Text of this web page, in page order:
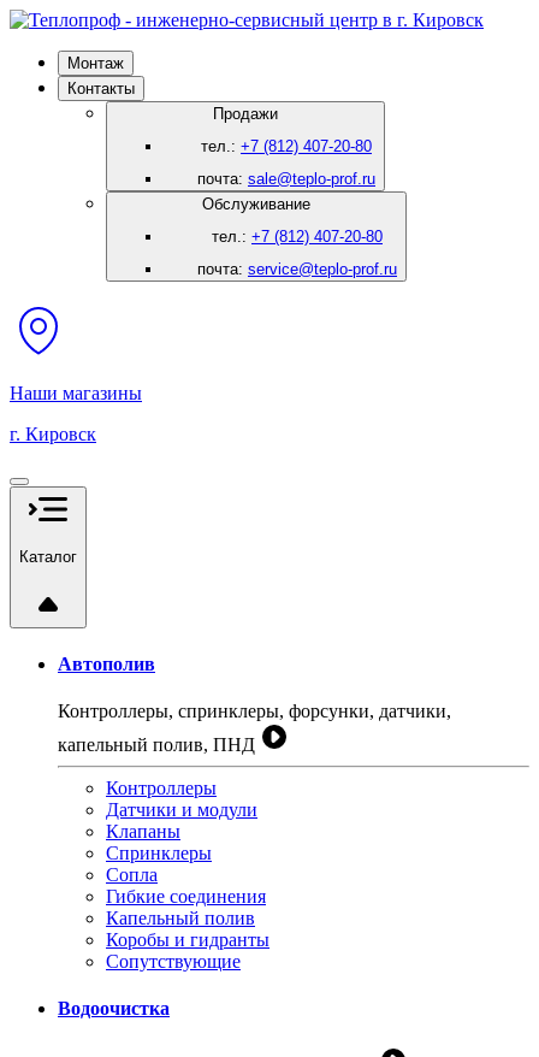
Монтаж
Контакты
Продажи
тел.: +7 (812) 407-20-80
почта: sale@teplo-prof.ru
Обслуживание
тел.: +7 (812) 407-20-80
почта: service@teplo-prof.ru
Наши магазины
г. Кировск
Каталог
Автополив
Контроллеры, спринклеры, форсунки, датчики,
капельный полив, ПНД
Контроллеры
Датчики и модули
Клапаны
Спринклеры
Сопла
Гибкие соединения
Капельный полив
Коробы и гидранты
Сопутствующие
Водоочистка